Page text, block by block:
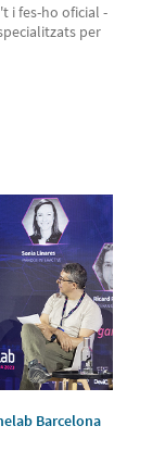
i fes-ho oficial -
per
Barcelona